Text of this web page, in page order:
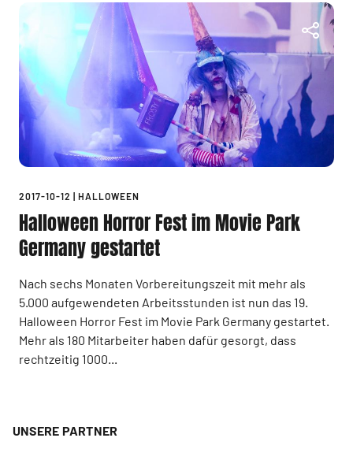
2017-10-12 HALLOWEEN
Halloween Horror Fest im Movie Park
Germany gestartet
Nach sechs Monaten Vorbereitungszeit mit mehr als
5.000 aufgewendeten Arbeitsstunden ist nun das 19.
Halloween Horror Fest im Movie Park Germany gestartet.
Mehr als 180 Mitarbeiter haben dafür gesorgt, dass
rechtzeitig 1000...
UNSERE PARTNER